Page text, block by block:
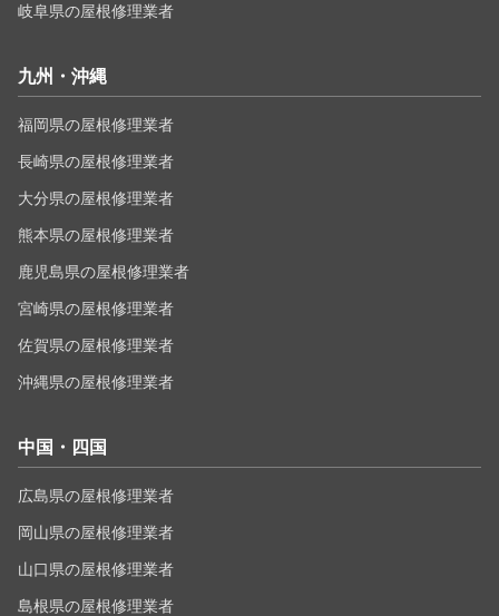
岐阜県の屋根修理業者
九州・沖縄
福岡県の屋根修理業者
長崎県の屋根修理業者
大分県の屋根修理業者
熊本県の屋根修理業者
鹿児島県の屋根修理業者
宮崎県の屋根修理業者
佐賀県の屋根修理業者
沖縄県の屋根修理業者
中国・四国
広島県の屋根修理業者
岡山県の屋根修理業者
山口県の屋根修理業者
島根県の屋根修理業者